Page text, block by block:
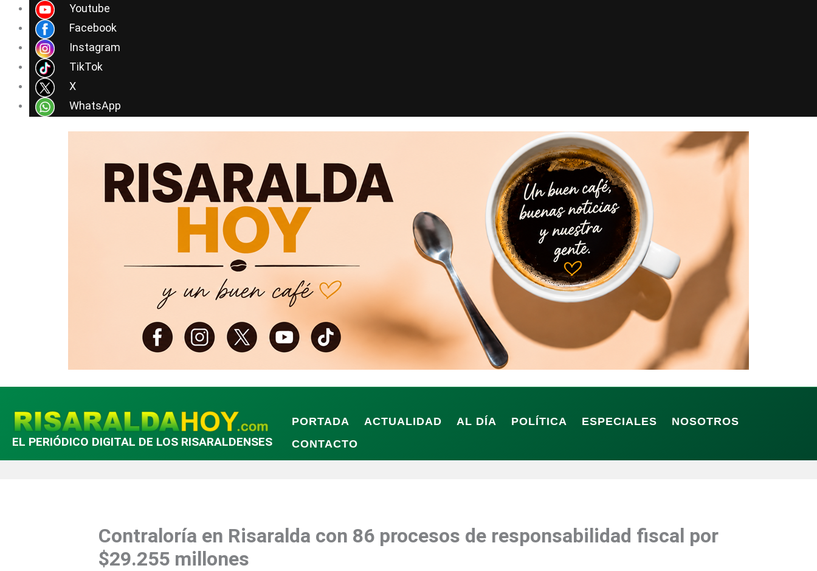
Youtube
Facebook
Instagram
TikTok
X
WhatsApp
contenido
EL PERIÓDICO DIGITAL DE LOS RISARALDENSES
PORTADA ACTUALIDAD AL DÍA POLÍTICA ESPECIALES
NOSOTROS
CONTACTO
Contraloría en Risaralda con 86 procesos de responsabilidad fiscal por
$29.255 millones